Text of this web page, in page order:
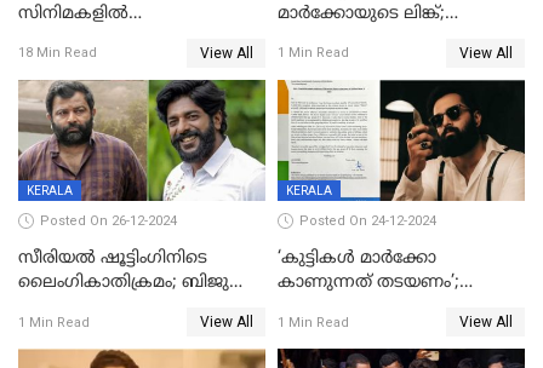
സിനിമകളിൽ
ചിത്രങ്ങൾ; 2024ൽ സിനിമാ
വ്യവസായത്തിന് നഷ്ടം 700
കോടി; അഭിനേതാക്കൾ
പ്രതിഫലം കുറയ്ക്കണമെന്നും
നിർമാതാക്കളുടെ സംഘടന
18 Min Read View All
മാർക്കോയുടെ ലിങ്ക്;
സ്വദേശി അറസ്റ്റില്‍
1 Min Read View All
KERALA
Posted On 26-12-2024
സീരിയല്‍ ഷൂട്ടിംഗിനിടെ
ലൈംഗികാതിക്രമം; ബിജു
ശ്രീകുമാറിനുമെതിരെ കേസ്
1 Min Read View All
KERALA
Posted On 24-12-2024
‘കുട്ടികൾ മാർക്കോ
കാണുന്നത് തടയണം’;
മാതാപിതാക്കൾക്കൊപ്പം
കുട്ടികളുമെത്തുന്നു;
1 Min Read View All